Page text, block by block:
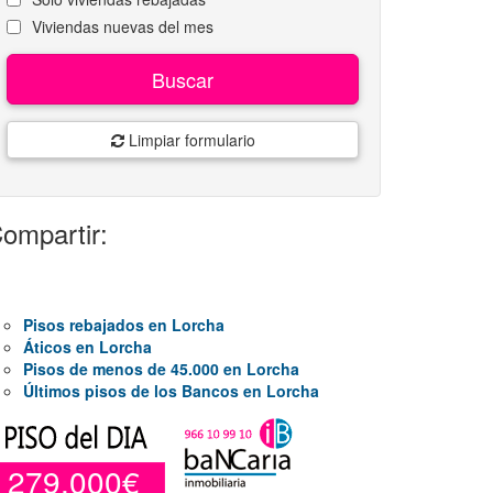
Viviendas nuevas del mes
Buscar
Limpiar formulario
Pisos rebajados en Lorcha
Áticos en Lorcha
Pisos de menos de 45.000 en Lorcha
Últimos pisos de los Bancos en Lorcha
279.000€